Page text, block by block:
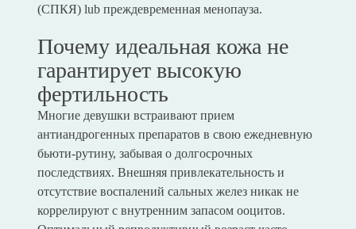
(СПКЯ) lub преждевременная менопауза.
Почему идеальная кожа не
гарантирует высокую
фертильность
Многие девушки встраивают прием
антиандрогенных препаратов в свою ежедневную
бьюти-рутину, забывая о долгосрочных
последствиях. Внешняя привлекательность и
отсутствие воспалений сальных желез никак не
коррелируют с внутренним запасом ооцитов.